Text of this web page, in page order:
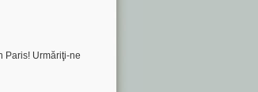
Paris! Urmăriţi-ne